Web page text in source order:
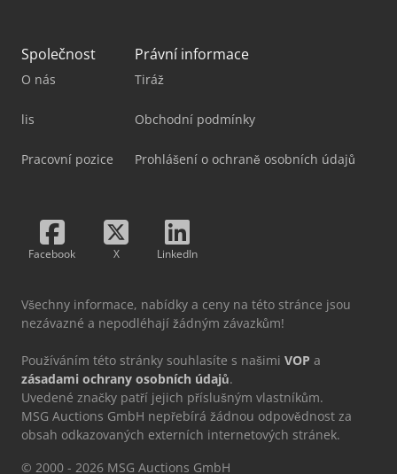
Společnost
O nás
lis
Pracovní pozice
Právní informace
Tiráž
Obchodní podmínky
Prohlášení o ochraně osobních údajů
Facebook X LinkedIn
Všechny informace, nabídky a ceny na této stránce jsou
nezávazné a nepodléhají žádným závazkům!
Používáním této stránky souhlasíte s našimi VOP a
zásadami ochrany osobních údajů.
Uvedené značky patří jejich příslušným vlastníkům.
MSG Auctions GmbH nepřebírá žádnou odpovědnost za
obsah odkazovaných externích internetových stránek.
© 2000 - 2026 MSG Auctions GmbH